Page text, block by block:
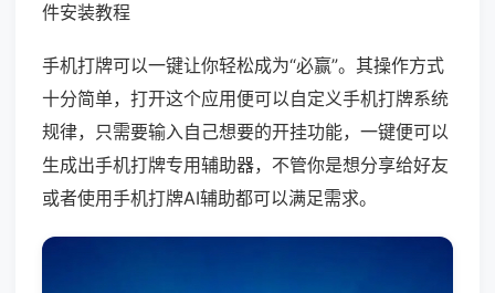
件安装教程
手机打牌可以一键让你轻松成为“必赢”。其操作方式
十分简单，打开这个应用便可以自定义手机打牌系统
规律，只需要输入自己想要的开挂功能，一键便可以
生成出手机打牌专用辅助器，不管你是想分享给好友
或者使用手机打牌AI辅助都可以满足需求。